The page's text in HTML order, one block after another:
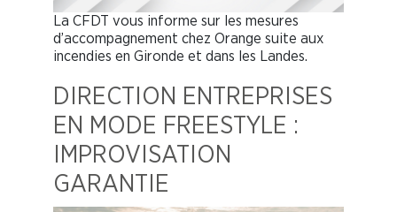
La CFDT vous informe sur les mesures
d’accompagnement chez Orange suite aux
incendies en Gironde et dans les Landes.
DIRECTION ENTREPRISES
EN MODE FREESTYLE :
IMPROVISATION
GARANTIE